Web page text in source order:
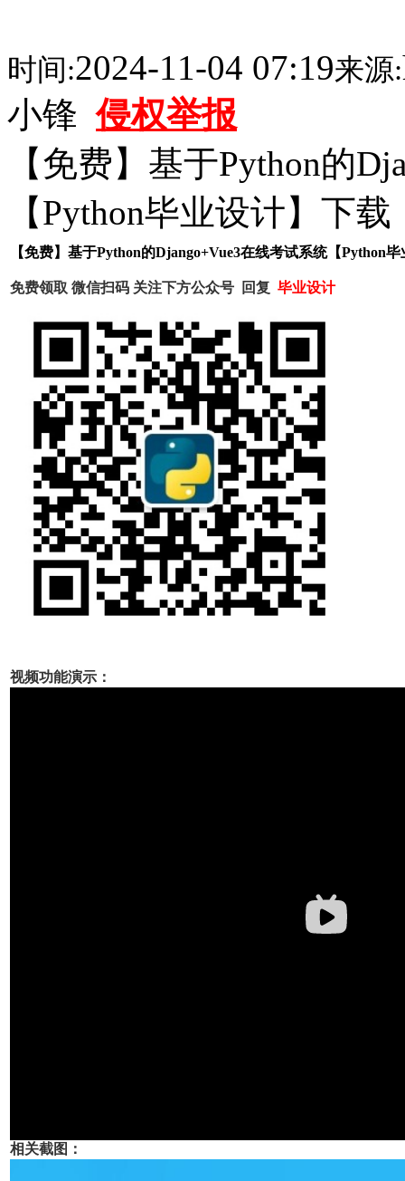
时间:2024-11-04 07:19来源:
小锋侵权举报
【免费】基于Python的
【Python毕业设计】下载
【免费】基于Python的Django+Vue3在线考试系统【Python
免费领取 微信扫码 关注下方公众号 回复 毕业设计
视频功能演示：
相关截图：